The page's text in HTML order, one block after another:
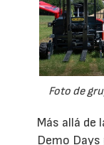
Foto de
Más allá de
Demo